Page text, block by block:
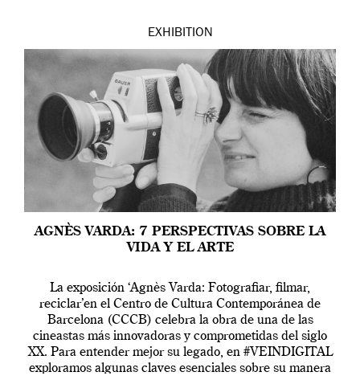
EXHIBITION
AGNÈS VARDA: 7 PERSPECTIVAS SOBRE LA
VIDA Y EL ARTE
La exposición ‘Agnès Varda: Fotografiar, filmar,
reciclar’en el Centro de Cultura Contemporánea de
Barcelona (CCCB) celebra la obra de una de las
cineastas más innovadoras y comprometidas del siglo
XX. Para entender mejor su legado, en #VEINDIGITAL
exploramos algunas claves esenciales sobre su manera